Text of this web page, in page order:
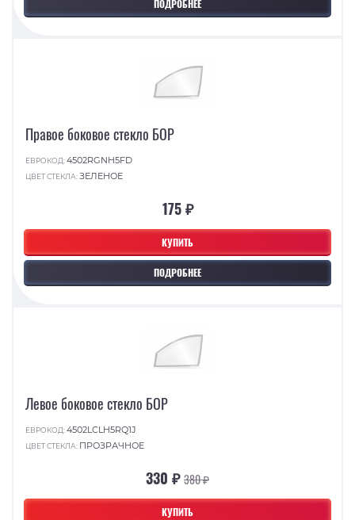
ПОДРОБНЕЕ
КУПИТЬ
ПОДРОБНЕЕ
Правое боковое стекло БОР
ЕВРОКОД:4502RGNH5FD
ЦВЕТ СТЕКЛА:ЗЕЛЕНОЕ
175 ₽
КУПИТЬ
Левое боковое стекло БОР
ЕВРОКОД:4502LCLH5RQ1J
ЦВЕТ СТЕКЛА: ПРОЗРАЧНОЕ
330 ₽380 ₽